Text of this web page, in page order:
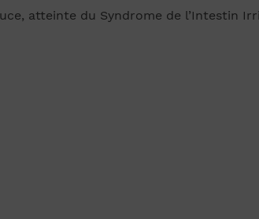
atteinte du Syndrome de l’Intestin